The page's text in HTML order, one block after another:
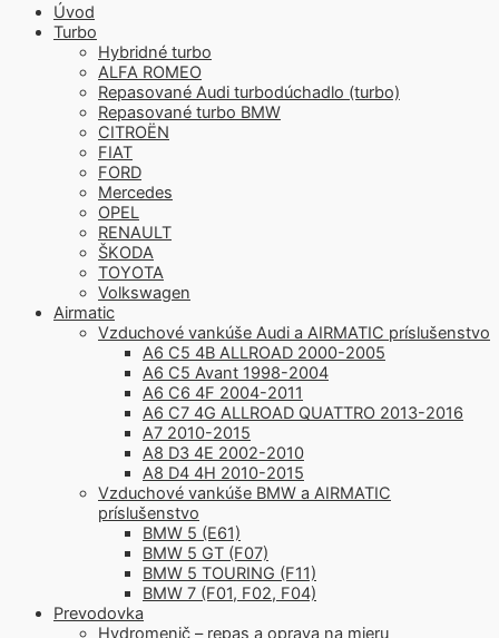
Úvod
Turbo
Hybridné turbo
ALFA ROMEO
Repasované Audi turbodúchadlo (turbo)
Repasované turbo BMW
CITROËN
FIAT
FORD
Mercedes
OPEL
RENAULT
ŠKODA
TOYOTA
Volkswagen
Airmatic
Vzduchové vankúše Audi a AIRMATIC príslušenstvo
A6 C5 4B ALLROAD 2000-2005
A6 C5 Avant 1998-2004
A6 C6 4F 2004-2011
A6 C7 4G ALLROAD QUATTRO 2013-2016
A7 2010-2015
A8 D3 4E 2002-2010
A8 D4 4H 2010-2015
Vzduchové vankúše BMW a AIRMATIC
príslušenstvo
BMW 5 (E61)
BMW 5 GT (F07)
BMW 5 TOURING (F11)
BMW 7 (F01, F02, F04)
Prevodovka
Hydromenič – repas a oprava na mieru